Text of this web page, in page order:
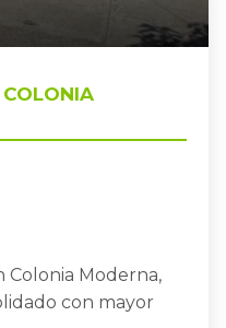
| COLONIA
Colonia Moderna,
con mayor